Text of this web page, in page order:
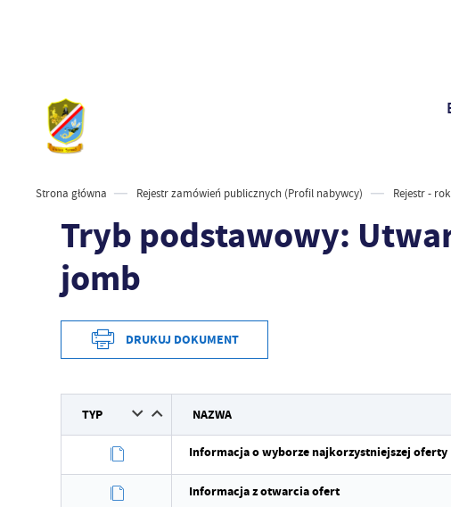
Strona główna Rejestr zamówień publicznych (Profil nabywcy) Rejestr -
Tryb podstawowy:
jomb
DRUKUJ DOKUMENT
TYP NAZWA
Informacja o wyborze najkorzystniejszej oferty
Informacja z otwarcia ofert